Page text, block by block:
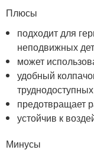
Плюсы
подходит для
неподвижных
может
удобный
предотвращает
устойчив к
Минусы